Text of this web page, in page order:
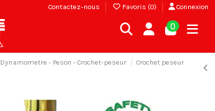
Contactez-nous Favoris (0) Connexion
0
Dynamometre - Peson - Crochet-peseur
Crochet peseur